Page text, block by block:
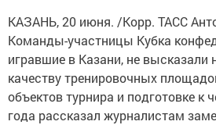
КАЗАНЬ, 20 июня. /Корр. ТАСС
Команды-участницы Кубка
игравшие в Казани, не высказали
качеству тренировочных
объектов турнира и подготовке к
года рассказал журналистам